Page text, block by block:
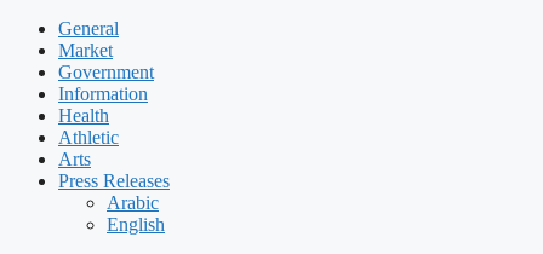
General
Market
Government
Information
Health
Athletic
Arts
Press Releases
Arabic
English